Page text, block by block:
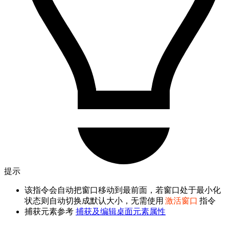
提示
该指令会自动把窗口移动到最前面，若窗口处于最小化
状态则自动切换成默认大小，无需使用 激活窗口 指令
捕获元素参考 捕获及编辑桌面元素属性